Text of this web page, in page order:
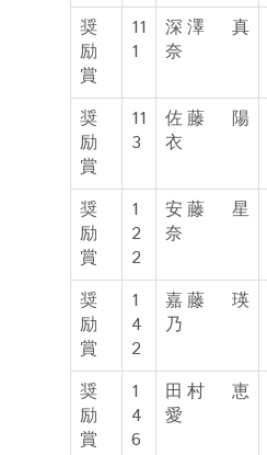
奨
励
賞
11
1
深澤 真
奈
奨
励
賞
11
3
佐藤 陽
衣
奨
励
賞
1
2
2
安藤 星
奈
奨
励
賞
1
4
2
嘉藤 瑛
乃
奨
励
賞
1
4
6
田村 恵
愛